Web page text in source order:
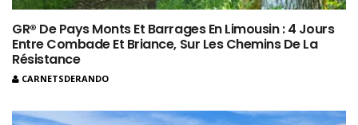
GR® De Pays Monts Et Barrages En Limousin : 4 Jours
Entre Combade Et Briance, Sur Les Chemins De La
Résistance
CARNETSDERANDO